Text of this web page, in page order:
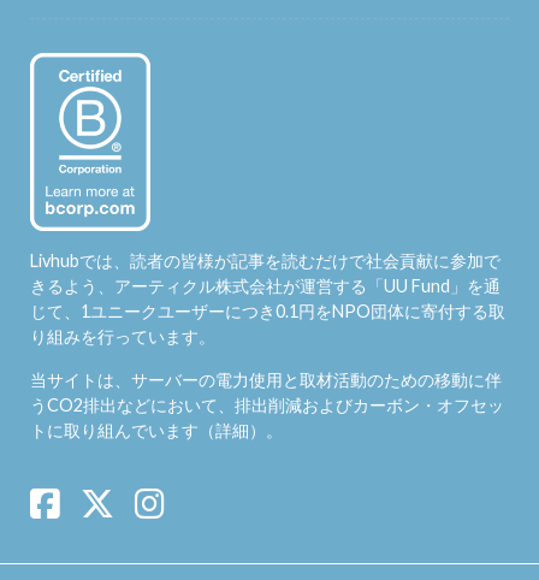
Livhubでは、読者の皆様が記事を読むだけで社会貢献に参加で
きるよう、アーティクル株式会社が運営する「 UU Fund 」を通
じて、1ユニークユーザーにつき0.1円をNPO団体に寄付する取
り組みを行っています。
当サイトは、サーバーの電力使用と取材活動のための移動に伴
うCO2排出などにおいて、排出削減およびカーボン・オフセッ
トに取り組んでいます（詳細）。